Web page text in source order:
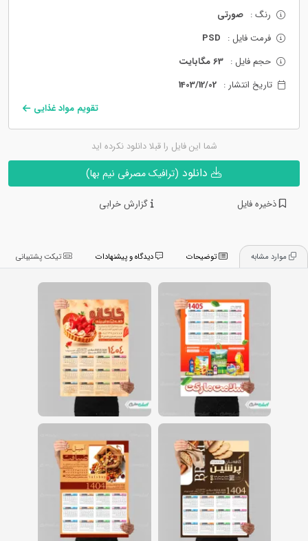
رنگ : صورتی
فرمت فایل : PSD
حجم فایل : 63 مگابایت
تاریخ انتشار : 1403/12/02
تقویم مواد غذایی
شما این فایل را قبلا دانلود نکرده اید
(ترافیک مصرفی نیم بها)
ذخیره فایل گزارش خرابی
توضیحات تیکت پشتیبانی